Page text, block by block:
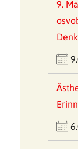
9.